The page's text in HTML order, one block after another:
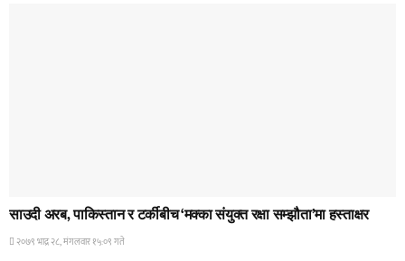
साउदी अरब, पाकिस्तान र टर्कीबीच ‘मक्का संयुक्त रक्षा सम्झौता’मा हस्ताक्षर
२०७९ भाद्र २८, मंगलवार १५:०९ गते